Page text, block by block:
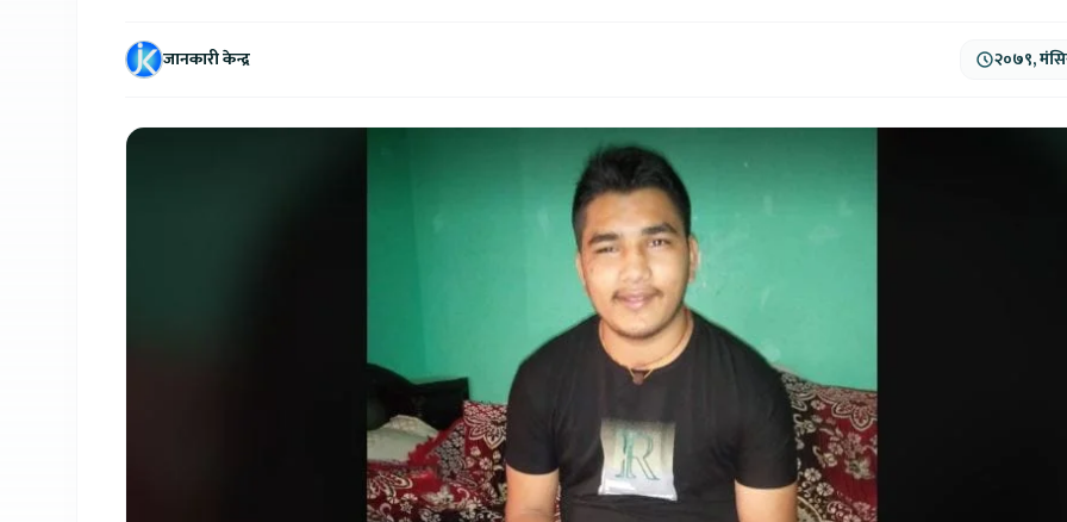
जानकारी केन्द्र २०७९,